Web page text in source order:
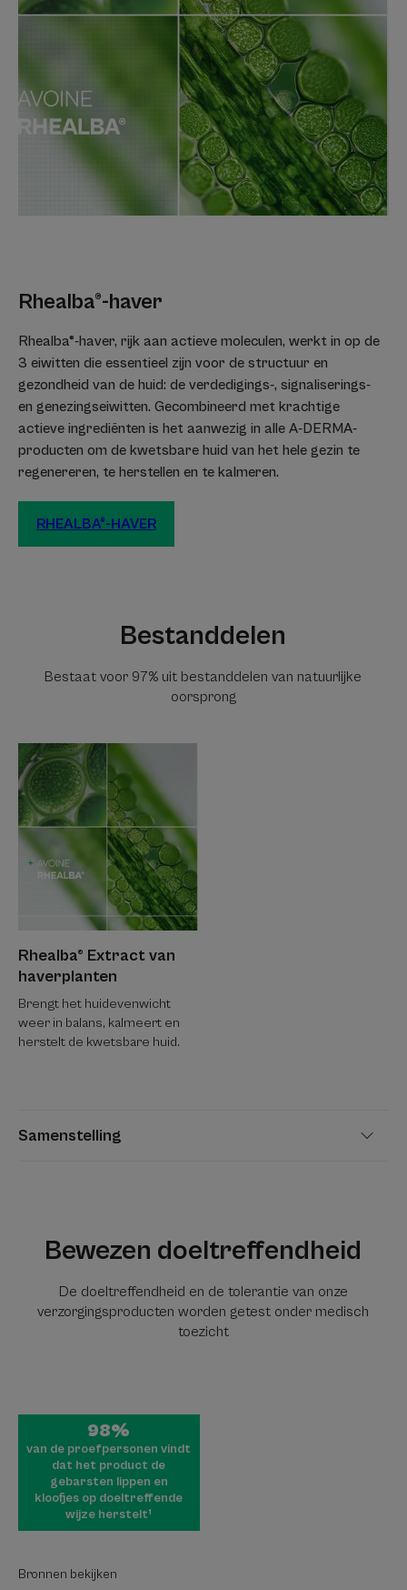
Rhealba®-haver
Rhealba®-haver, rijk aan actieve moleculen, werkt in op de
3 eiwitten die essentieel zijn voor de structuur en
gezondheid van de huid: de verdedigings-, signaliserings-
en genezingseiwitten. Gecombineerd met krachtige
actieve ingrediënten is het aanwezig in alle A-DERMA-
producten om de kwetsbare huid van het hele gezin te
regenereren, te herstellen en te kalmeren.
RHEALBA®-HAVER
Bestanddelen
Bestaat voor 97% uit bestanddelen van natuurlijke
oorsprong
Samenstelling
Rhealba® Extract van
haverplanten
Brengt het huidevenwicht
weer in balans, kalmeert en
herstelt de kwetsbare huid.
Bewezen doeltreffendheid
De doeltreffendheid en de tolerantie van onze
verzorgingsproducten worden getest onder medisch
toezicht
98%
van de proefpersonen vindt
dat het product de
gebarsten lippen en
kloofjes op doeltreffende
wijze herstelt¹
Bronnen bekijken